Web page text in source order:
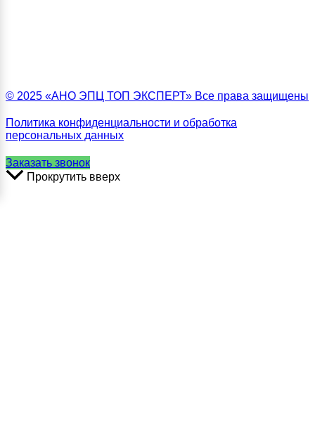
© 2025 «АНО ЭПЦ ТОП ЭКСПЕРТ» Все права защищены
Политика конфиденциальности и обработка
персональных данных
Заказать звонок
Прокрутить вверх